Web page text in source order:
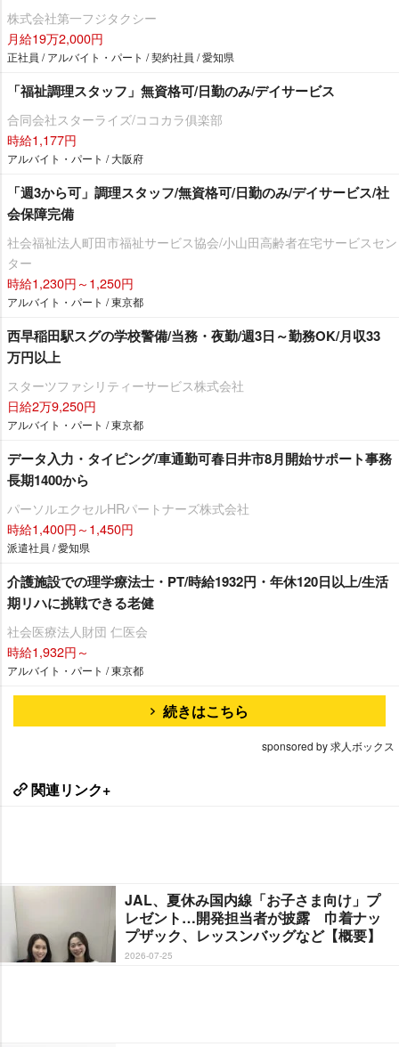
株式会社第一フジタクシー
月給19万2,000円
正社員 / アルバイト・パート / 契約社員 / 愛知県
「福祉調理スタッフ」無資格可/日勤のみ/デイサービス
合同会社スターライズ/ココカラ俱楽部
時給1,177円
アルバイト・パート / 大阪府
「週3から可」調理スタッフ/無資格可/日勤のみ/デイサービス/社
会保障完備
社会福祉法人町田市福祉サービス協会/小山田高齢者在宅サービスセン
ター
時給1,230円～1,250円
アルバイト・パート / 東京都
西早稲田駅スグの学校警備/当務・夜勤/週3日～勤務OK/月収33
万円以上
スターツファシリティーサービス株式会社
日給2万9,250円
アルバイト・パート / 東京都
データ入力・タイピング/車通勤可春日井市8月開始サポート事務
長期1400から
パーソルエクセルHRパートナーズ株式会社
時給1,400円～1,450円
派遣社員 / 愛知県
介護施設での理学療法士・PT/時給1932円・年休120日以上/生活
期リハに挑戦できる老健
社会医療法人財団 仁医会
時給1,932円～
アルバイト・パート / 東京都
続きはこちら
sponsored by 求人ボックス
関連リンク+
JAL、夏休み国内線「お子さま向け」プ
レゼント…開発担当者が披露 巾着ナッ
プザック、レッスンバッグなど【概要】
2026-07-25